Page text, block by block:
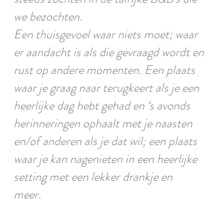
we bezochten.
Een thuisgevoel waar niets moet; waar
er aandacht is als die gevraagd wordt en
rust op andere momenten. Een plaats
waar je graag naar terugkeert als je een
heerlijke dag hebt gehad en ‘s avonds
herinneringen ophaalt met je naasten
en/of anderen als je dat wil; een plaats
waar je kan nagenieten in een heerlijke
setting met een lekker drankje en
meer.